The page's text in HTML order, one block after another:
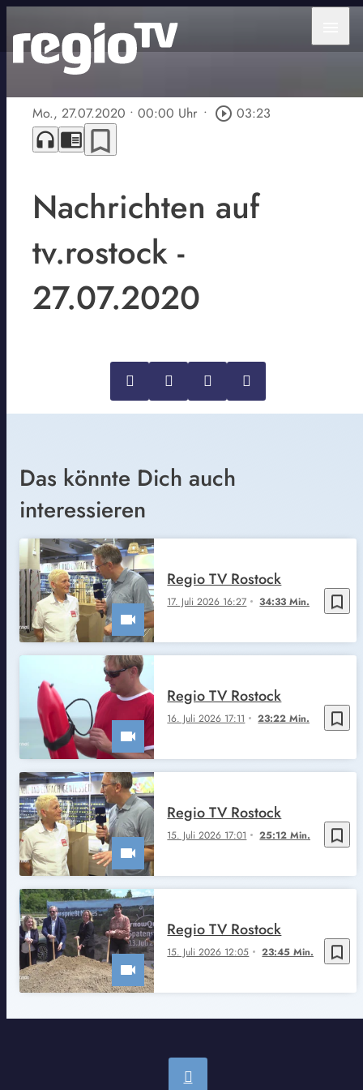
Mo., 27.07.2020 • 00:00 Uhr • play_circle_outline 03:23
headphones chrome_reader_mode bookmark_border
Nachrichten auf
tv.rostock -
27.07.2020
Das könnte Dich auch
interessieren
bookmark_border
17. Juli 2026 16:27 34:33 Min.
Regio TV Rostock
bookmark_border
16. Juli 2026 17:11 23:22 Min.
Regio TV Rostock
bookmark_border
15. Juli 2026 17:01 25:12 Min.
Regio TV Rostock
bookmark_border
15. Juli 2026 12:05 23:45 Min.
Regio TV Rostock